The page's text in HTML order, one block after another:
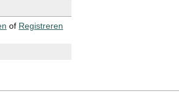
of Registreren